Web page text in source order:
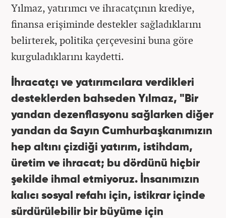
Yılmaz, yatırımcı ve ihracatçının krediye,
finansa erişiminde destekler sağladıklarını
belirterek, politika çerçevesini buna göre
kurguladıklarını kaydetti.
İhracatçı ve yatırımcılara verdikleri
desteklerden bahseden Yılmaz, "Bir
yandan dezenflasyonu sağlarken diğer
yandan da Sayın Cumhurbaşkanımızın
hep altını çizdiği yatırım, istihdam,
üretim ve ihracat; bu dördünü hiçbir
şekilde ihmal etmiyoruz. İnsanımızın
kalıcı sosyal refahı için, istikrar içinde
sürdürülebilir bir büyüme için